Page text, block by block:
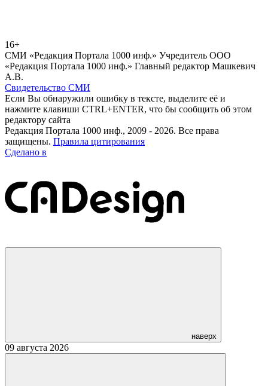
16+
СМИ «Редакция Портала 1000 инф.» Учредитель ООО
«Редакция Портала 1000 инф.» Главный редактор Машкевич
А.В.
Свидетельство СМИ
Если Вы обнаружили ошибку в тексте, выделите её и
нажмите клавиши CTRL+ENTER, что бы сообщить об этом
редактору сайта
Редакция Портала 1000 инф., 2009 - 2026. Все права
защищены. Правила цитирования
Сделано в
наверх
09 августа 2026